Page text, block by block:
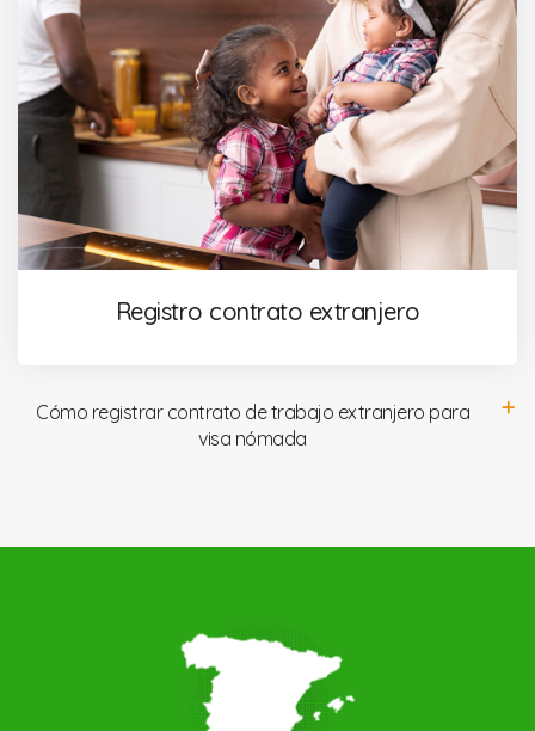
Registro contrato extranjero
Cómo registrar contrato de trabajo extranjero para
visa nómada